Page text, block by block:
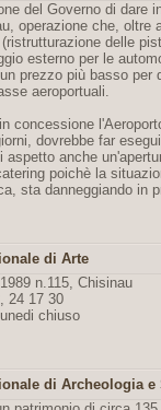
del Governo di dare
operazione che, oltre
delle
esterno per le
prezzo più basso per
aeroportuali.
concessione
dovrebbe far
anche
poichè la
sta danneggiando in
di Arte
n.115, Chisinau
24 17 30
chiuso
di Archeologia e